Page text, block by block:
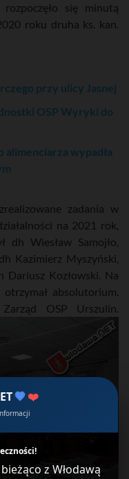
💙❤️
z Włodawą
się minutą
roku druha ks. kan.
przy ulicy Jasnej
OSP Wyryki do
alimenciarza wypadła
zadania w
na 2021 rok,
dh Wiesław Samojło,
Kazimierz Myszyński,
Dariusz Kozłowski. Na
absolutorium.
OSP Urszulin.